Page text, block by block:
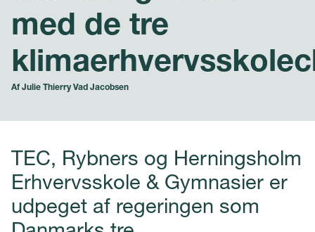
med de tre
Af Julie Thierry Vad Jacobsen
TEC, Rybners og Herningsholm
Erhvervsskole & Gymnasier er
udpeget af regeringen som